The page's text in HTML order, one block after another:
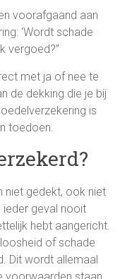
voorafgaand aan
‘Wordt schade
vergoed?”
met ja of nee te
de dekking die je bij
is
toedoen.
niet gedekt, ook niet
ieder geval nooit
hebt aangericht.
of schade
Dit wordt allemaal